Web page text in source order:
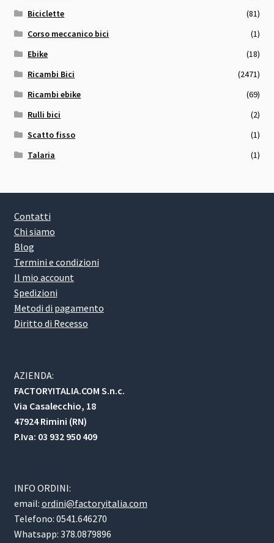
Biciclette
(81)
Corso meccanico bici
(1)
Ebike
(18)
Ricambi Bici
(2471)
Ricambi ebike
(69)
Rulli bici
(2)
Scatto fisso
(1)
Talaria
(1)
Contatti
Chi siamo
Blog
Termini e condizioni
Il mio account
Spedizioni
Metodi di pagamento
Diritto di Recesso
AZIENDA:
FACTORYITALIA.COM S.n.c.
Via Casalecchio, 18
47924 Rimini (RN)
P.Iva: 03 932 950 409
INFO ORDINI:
email: ordini@factoryitalia.com
Telefono: 0541.646270
Whatsapp: 378.0879896